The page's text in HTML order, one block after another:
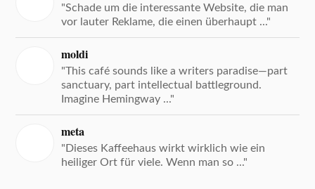
"Schade um die interessante Website, die man
vor lauter Reklame, die einen überhaupt ..."
moldi
"This café sounds like a writers paradise—part
sanctuary, part intellectual battleground.
Imagine Hemingway ..."
meta
"Dieses Kaffeehaus wirkt wirklich wie ein
heiliger Ort für viele. Wenn man so ..."